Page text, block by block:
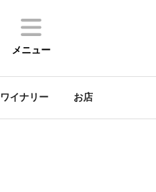
メニュー
ワイナリー お店